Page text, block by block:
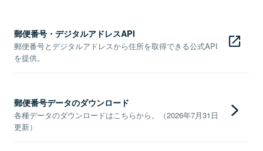
郵便番号・デジタルアドレスAPI
郵便番号とデジタルアドレスから住所を取得できる公式API
を提供。
郵便番号データのダウンロード
各種データのダウンロードはこちらから。（2026年7月31日
更新）